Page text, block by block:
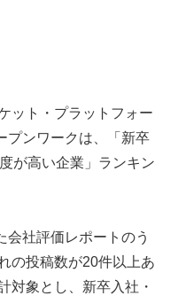
ット・プラットフォー
プンワークは、「新卒
が高い企業」ランキン
会社評価レポートのう
の投稿数が20件以上あ
対象とし、新卒入社・